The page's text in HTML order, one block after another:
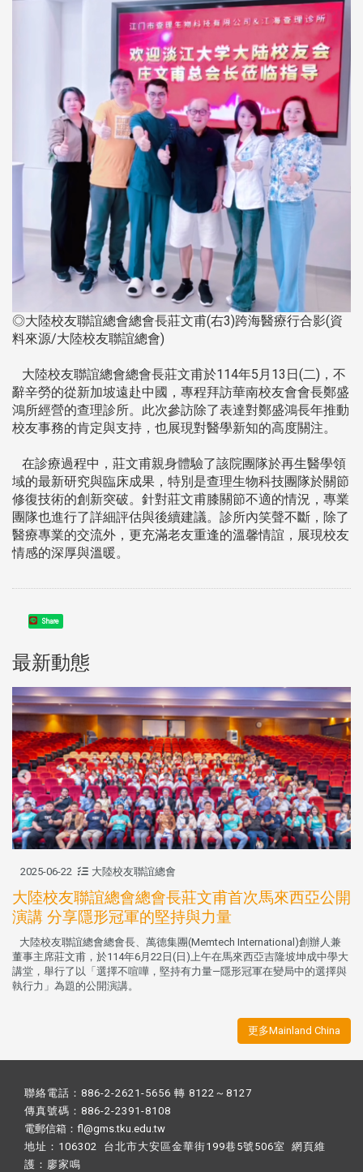
◎大陸校友聯誼總會總會長莊文甫(右3)跨海醫療行合影(資
料來源/大陸校友聯誼總會)
大陸校友聯誼總會總會長莊文甫於114年5月13日(二)，不
辭辛勞的從新加坡遠赴中國，專程拜訪華南校友會會長鄭盛
鴻所經營的查理診所。此次參訪除了表達對鄭盛鴻長年推動
校友事務的肯定與支持，也展現對醫學新知的高度關注。
在診療過程中，莊文甫親身體驗了該院團隊於再生醫學領
域的最新研究與臨床成果，特別是查理生物科技團隊於關節
修復技術的創新突破。針對莊文甫膝關節不適的情況，專業
團隊也進行了詳細評估與後續建議。診所內笑聲不斷，除了
醫療專業的交流外，更充滿老友重逢的溫馨情誼，展現校友
情感的深厚與溫暖。
Share
最新動態
2025-06-22 大陸校友聯誼總會
大陸校友聯誼總會總會長莊文甫首次馬來西亞公開
演講 分享隱形冠軍的堅持與力量
大陸校友聯誼總會總會長、萬德集團(Memtech International)創辦人兼
董事主席莊文甫，於114年6月22日(日)上午在馬來西亞吉隆坡坤成中學大
講堂，舉行了以「選擇不喧嘩，堅持有力量—隱形冠軍在變局中的選擇與
執行力」為題的公開演講。
更多Mainland China
聯絡電話：886-2-2621-5656 轉 8122～8127
傳真號碼：886-2-2391-8108
電郵信箱：fl@gms.tku.edu.tw
地址：106302 台北市大安區金華街199巷5號506室 網頁維
護： 廖家鳴​